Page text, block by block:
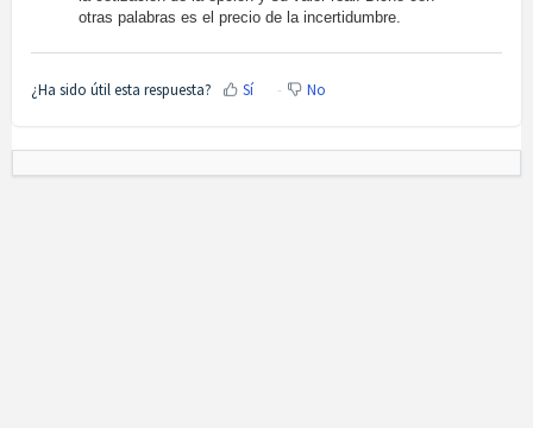
otras palabras es el precio de la incertidumbre.
¿Ha sido útil esta respuesta? Sí No